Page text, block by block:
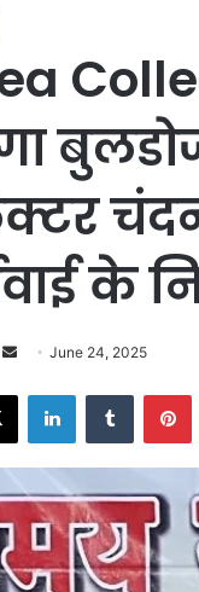
चंदन
के
Send
email
June 24, 2025
X LinkedInTumblr